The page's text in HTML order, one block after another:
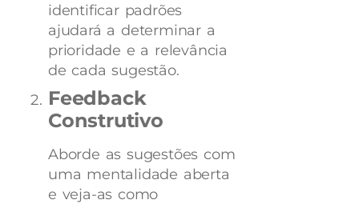
identificar padrões
ajudará a determinar a
prioridade e a relevância
de cada sugestão.
Feedback
Construtivo
Aborde as sugestões com
uma mentalidade aberta
e veja-as como